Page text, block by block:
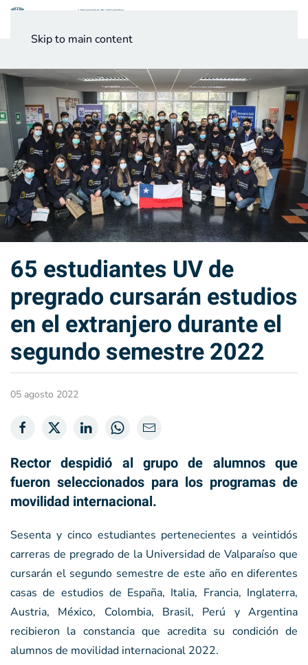
Skip to main content
65 estudiantes UV de
pregrado cursarán estudios
en el extranjero durante el
segundo semestre 2022
05 agosto 2022
Rector despidió al grupo de alumnos que
fueron seleccionados para los programas de
movilidad internacional.
Sesenta y cinco estudiantes pertenecientes a veintidós
carreras de pregrado de la Universidad de Valparaíso que
cursarán el segundo semestre de este año en diferentes
casas de estudios de España, Italia, Francia, Inglaterra,
Austria, México, Colombia, Brasil, Perú y Argentina
recibieron la constancia que acredita su condición de
alumnos de movilidad internacional 2022.